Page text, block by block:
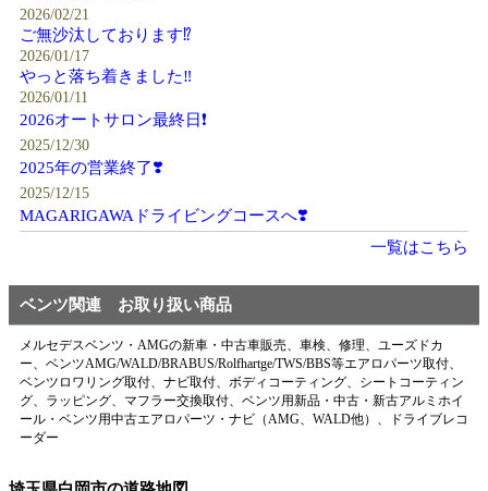
2026/02/21
ご無沙汰しております⁉️
2026/01/17
やっと落ち着きました‼️
2026/01/11
2026オートサロン最終日❗️
2025/12/30
2025年の営業終了❣️
2025/12/15
MAGARIGAWAドライビングコースへ❣️
一覧はこちら
ベンツ関連 お取り扱い商品
メルセデスベンツ・AMGの新車・中古車販売、車検、修理、ユーズドカ
ー、ベンツAMG/WALD/BRABUS/Rolfhartge/TWS/BBS等エアロパーツ取付、
ベンツロワリング取付、ナビ取付、ボディコーティング、シートコーティン
グ、ラッピング、マフラー交換取付、ベンツ用新品・中古・新古アルミホイ
ール・ベンツ用中古エアロパーツ・ナビ（AMG、WALD他）、ドライブレコ
ーダー